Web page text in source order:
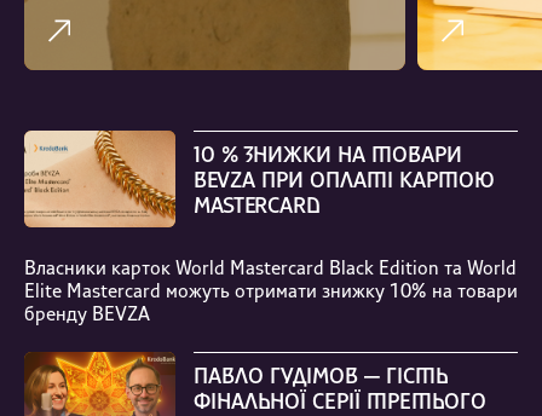
10 % ЗНИЖКИ НА ТОВАРИ
BEVZA ПРИ ОПЛАТІ КАРТОЮ
MASTERCARD
Власники карток World Mastercard Black Edition та World
Elite Mastercard можуть отримати знижку 10% на товари
бренду BEVZA
ПАВЛО ГУДІМОВ — ГІСТЬ
ФІНАЛЬНОЇ СЕРІЇ ТРЕТЬОГО